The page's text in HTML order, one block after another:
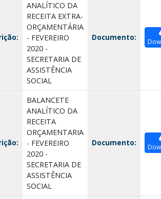
ANALÍTICO DA
RECEITA EXTRA-
ORÇAMENTÁRIA
- FEVEREIRO
2020 -
SECRETARIA DE
ASSISTÊNCIA
SOCIAL
Documento:
BALANCETE
ANALÍTICO DA
RECEITA
ORÇAMENTARIA
- FEVEREIRO
2020 -
SECRETARIA DE
ASSISTÊNCIA
SOCIAL
Documento: